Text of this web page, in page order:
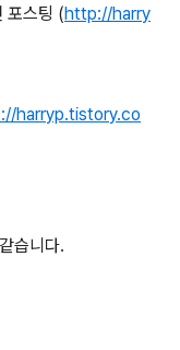
포스팅 (http://harry
harryp.tistory.co
습니다.